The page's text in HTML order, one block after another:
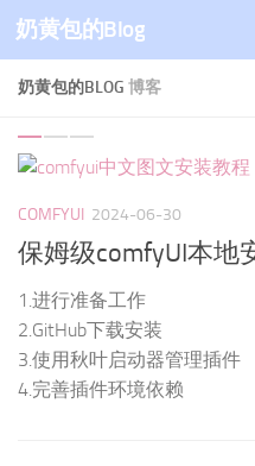
跳至内容
奶黄包的Blog
奶黄包的BLOG 博客
COMFYUI 2024-06-30
Torch not compiled
方法comfyui相关3大
解决方法：
1.检查cuda，python版本
2.下载相应版本的torch